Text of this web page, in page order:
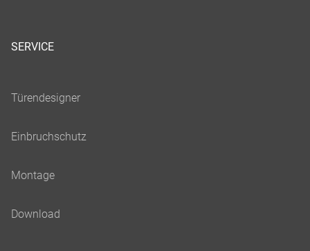
SERVICE